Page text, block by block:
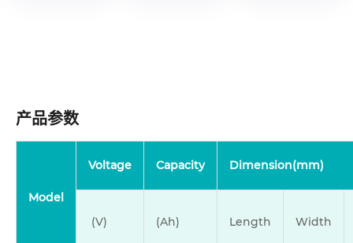
产品参数
Model
Voltage Capacity Dimension(mm)
(V) (Ah) Length Width